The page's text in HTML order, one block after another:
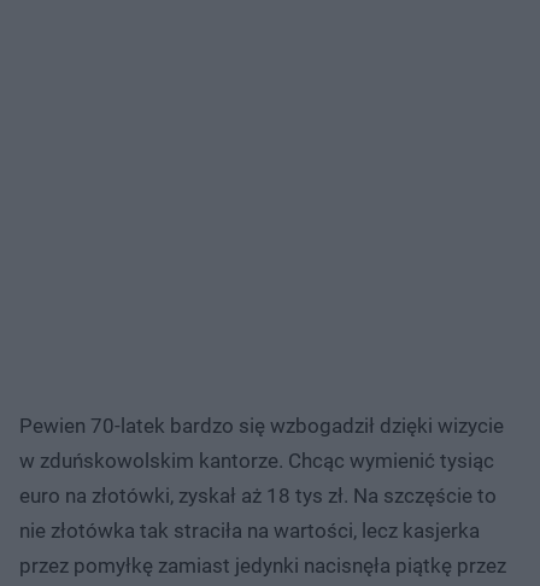
Pewien 70-latek bardzo się wzbogadził dzięki wizycie
w zduńskowolskim kantorze. Chcąc wymienić tysiąc
euro na złotówki, zyskał aż 18 tys zł. Na szczęście to
nie złotówka tak straciła na wartości, lecz kasjerka
przez pomyłkę zamiast jedynki nacisnęła piątkę przez